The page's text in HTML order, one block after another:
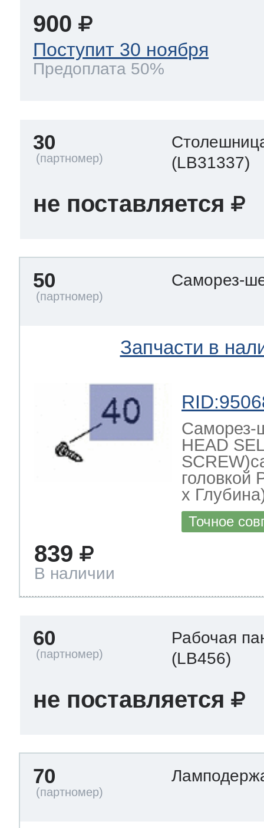
900
Поступит 30 ноября
Предоплата 50%
30
(LB31337)
не поставляется
50 Саморез-
Запчасти в
Саморез-
HEAD
х
Точное
839
В наличии
60
Рабочая
(LB456)
не поставляется
70